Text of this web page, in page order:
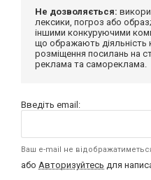
Не дозволяється:
лексики, погроз або
іншими конкуруючими
що ображають діяльність
розміщення посилань на
реклама та самореклама.
Введіть email:
Ваш e-mail не
або Авторизуйтесь для